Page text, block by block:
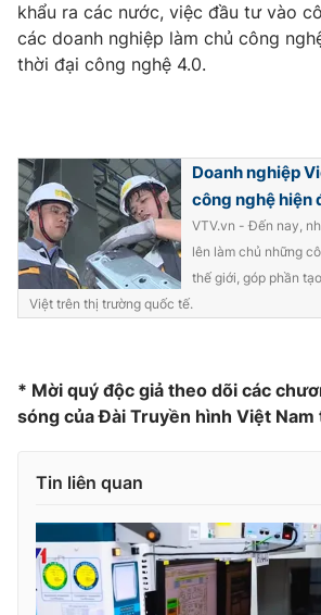
Tư vấn
Chuyên mục khác
Photo
Video Shorts
VTV Money VTV Thể
Thị trường 24h Tấm
VTV4
VTV9 VTV8
Liên hệ tòa soạn English
khẩu ra các nước, việc đầu tư vào
các doanh nghiệp làm chủ công
thời đại công nghệ 4.0.
Doanh nghiệp
công nghệ hiện
VTV.vn - Đến nay,
lên làm chủ những
thế giới, góp phần
Việt trên thị trường quốc tế.
* Mời quý độc giả theo dõi các
sóng của Đài Truyền hình Việt Nam
Tin liên quan